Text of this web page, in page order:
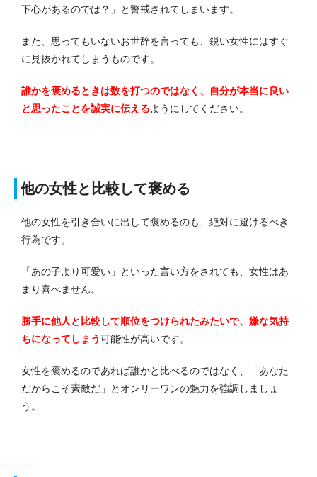
下心があるのでは？」と警戒されてしまいます。
また、思ってもいないお世辞を言っても、鋭い女性にはすぐ
に見抜かれてしまうものです。
誰かを褒めるときは数を打つのではなく、自分が本当に良い
と思ったことを誠実に伝えるようにしてください。
他の女性と比較して褒める
他の女性を引き合いに出して褒めるのも、絶対に避けるべき
行為です。
「あの子より可愛い」といった言い方をされても、女性はあ
まり喜べません。
勝手に他人と比較して順位をつけられたみたいで、嫌な気持
ちになってしまう可能性が高いです。
女性を褒めるのであれば誰かと比べるのではなく、「あなた
だからこそ素敵だ」とオンリーワンの魅力を強調しましょ
う。